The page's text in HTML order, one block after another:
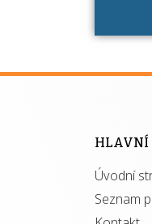
HLAVNÍ
Úvodní
Seznam